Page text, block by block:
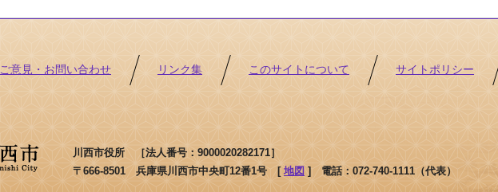
ご意見・お問い合わせ リンク集 このサイトについて サイトポリシー
川西市役所 ［法人番号：9000020282171］
〒666-8501 兵庫県川西市中央町12番1号 [地図 ]電話：072-740-1111（代表）